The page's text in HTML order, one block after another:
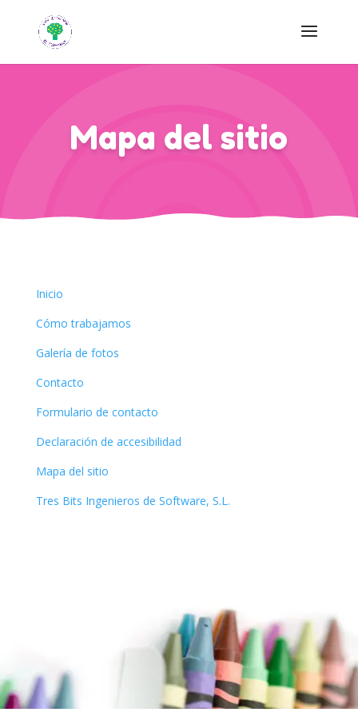
Mapa del sitio
Inicio
Cómo trabajamos
Galería de fotos
Contacto
Formulario de contacto
Declaración de accesibilidad
Mapa del sitio
Tres Bits Ingenieros de Software, S.L.